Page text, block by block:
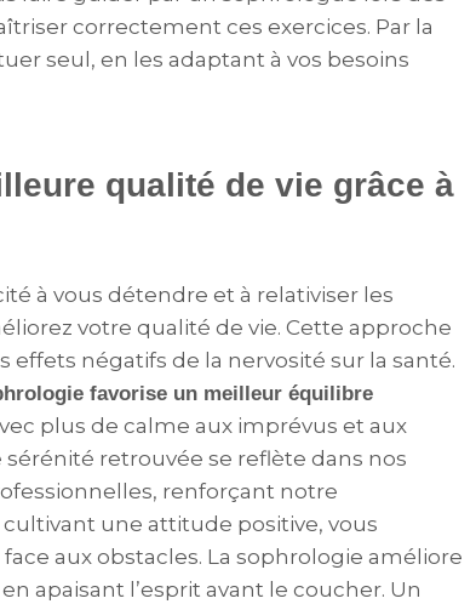
correctement ces exercices. Par la
seul, en les adaptant à vos besoins
qualité de vie grâce à
à vous détendre et à relativiser les
votre qualité de vie. Cette approche
effets négatifs de la nervosité sur la santé.
favorise un meilleur équilibre
plus de calme aux imprévus et aux
retrouvée se reflète dans nos
renforçant notre
une attitude positive, vous
aux obstacles. La sophrologie améliore
apaisant l’esprit avant le coucher. Un